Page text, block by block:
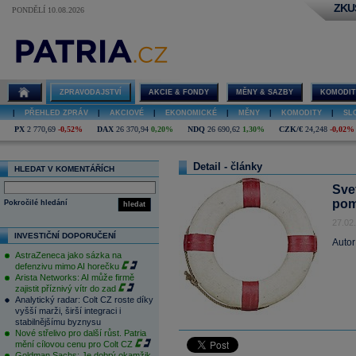
PONDĚLÍ 10.08.2026
ZPRAVODAJSTVÍ AKCIE & FONDY MĚNY & SAZBY
PŘEHLED ZPRÁV AKCIOVÉ EKONOMICKÉ MĚNY KOMODITY
PX 2 770,69 -0,52% DAX 26 370,94 0,20% NDQ 26 690,62 1,30% CZK/€ 24,248 -0,02%
HLEDAT V KOMENTÁŘÍCH
hledat
Pokročilé hledání
INVESTIČNÍ DOPORUČENÍ
AstraZeneca jako sázka na
defenzivu mimo AI horečku
Arista Networks: AI může firmě
zajistit příznivý vítr do zad
Analytický radar: Colt CZ roste díky
vyšší marži, širší integraci i
stabilnějšímu byznysu
Nové střelivo pro další růst. Patria
mění cílovou cenu pro Colt CZ
Detail - články